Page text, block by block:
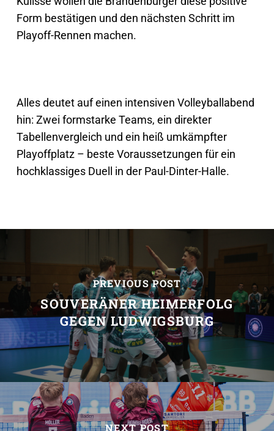
Form bestätigen und den nächsten Schritt im
Playoff-Rennen machen.
Alles deutet auf einen intensiven Volleyballabend
hin: Zwei formstarke Teams, ein direkter
Tabellenvergleich und ein heiß umkämpfter
Playoffplatz – beste Voraussetzungen für ein
hochklassiges Duell in der Paul-Dinter-Halle.
PREVIOUS POST
SOUVERÄNER HEIMERFOLG
GEGEN LUDWIGSBURG
NEXT POST